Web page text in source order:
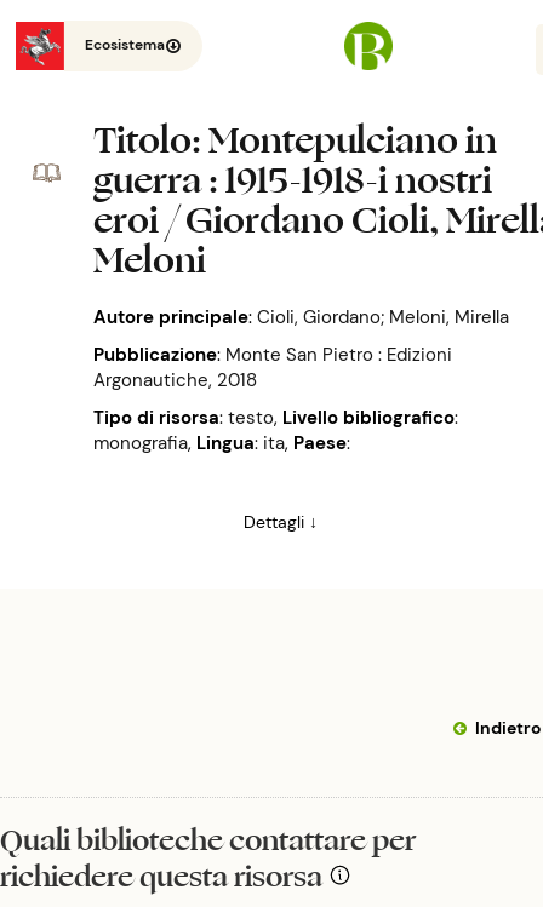
Ecosistema
Titolo: Montepulciano in
guerra : 1915-1918-i nostri
eroi / Giordano Cioli,
Meloni
Autore principale:Cioli, Giordano; Meloni, Mirella
Pubblicazione: Monte San Pietro : Edizioni
Argonautiche, 2018
Tipo di risorsa: testo, Livello bibliografico:
monografia, Lingua: ita, Paese:
Dettagli ↓
Indietro
Quali biblioteche contattare per
richiedere questa risorsa